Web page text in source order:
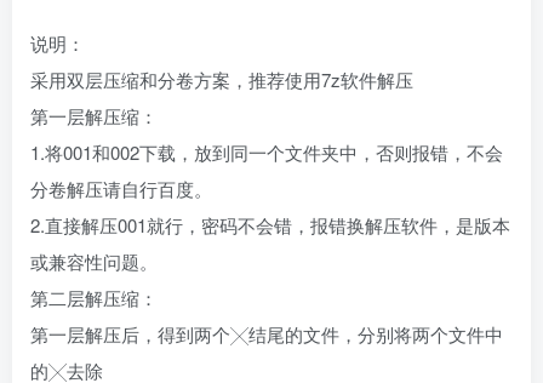
说明：
采用双层压缩和分卷方案，推荐使用7z软件解压
第一层解压缩：
1.将001和002下载，放到同一个文件夹中，否则报错，不会
分卷解压请自行百度。
2.直接解压001就行，密码不会错，报错换解压软件，是版本
或兼容性问题。
第二层解压缩：
第一层解压后，得到两个╳结尾的文件，分别将两个文件中
的╳去除